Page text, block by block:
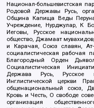
Национал-большевистская
Родовой Державы Русь,
Община Капища Веды
Учреждение, Нурджулар, К
Иеговы, Русское
общество, Джамаат
и Карачая, Союз славян,
социалистическая рабочая
Благородный Орден
Социалистическая
Держава Русь, Русское
Инглистической церкви
общенациональный союз,
Кровь и Честь, О свободе
организация